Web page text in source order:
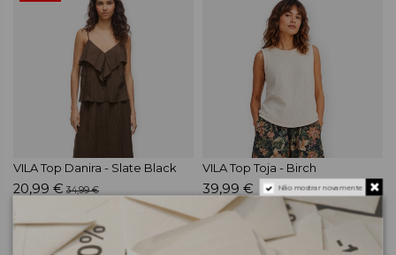
VILA Top Danira - Slate Black
20,99 € 34,99 €
VILA Top Toja - Birch
39,99 € Não mostrar novamente